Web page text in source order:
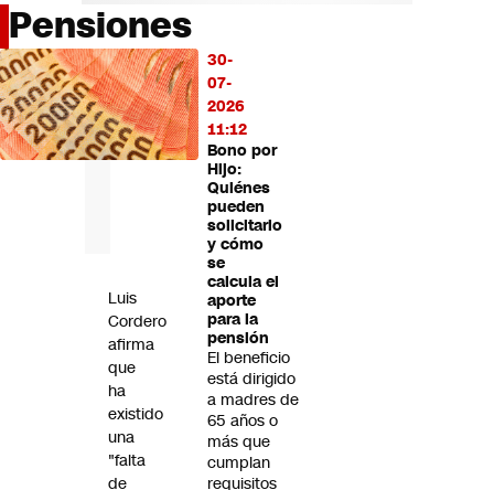
País
Mundo
Negocios
Deportes
Programas completos
Pensiones
30-
07-
2026
11:12
Bono por
Hijo:
Quiénes
pueden
solicitarlo
y cómo
se
calcula el
aporte
para la
pensión
El beneficio
está dirigido
a madres de
65 años o
más que
cumplan
requisitos
LO
MÁS
LEÍDO
Luis
Cordero
afirma
que
ha
existido
una
"falta
de